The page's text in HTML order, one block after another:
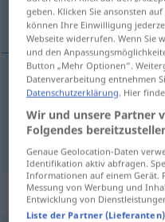
übel gesinnt,
übelgesinnt illasinnad
böswillig illasinnad
Synonyme
geben. Klicken Sie ansonsten
können Ihre Einwilligung
Webseite widerrufen. Wenn Sie
und den
Button „Mehr Optionen“.
Datenverarbeitung entnehmen
Datenschutzerklärung. Hier
Wir und unsere Partner
Folgendes
Genaue Geolocation-Daten
Identifikation aktiv abfragen.
Informationen auf einem Gerät.
Messung von Werbung und
Entwicklung von
Liste der Partner (Lieferanten)